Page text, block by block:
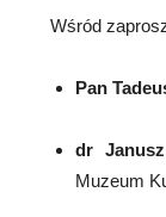
Wśród
Pan
dr
Muzeum